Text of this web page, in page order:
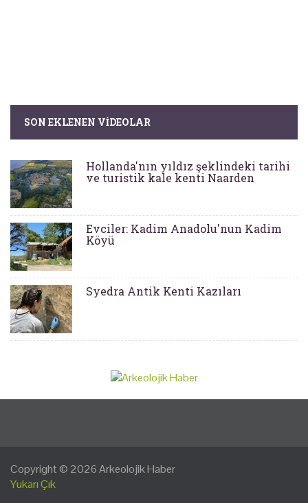
SON EKLENEN VIDEOLAR
Hollanda'nın yıldız şeklindeki tarihi
ve turistik kale kenti Naarden
Evciler: Kadim Anadolu'nun Kadim
Köyü
Syedra Antik Kenti Kazıları
Copyright © 2026Arkeolojik Haber
Yukarı Çık